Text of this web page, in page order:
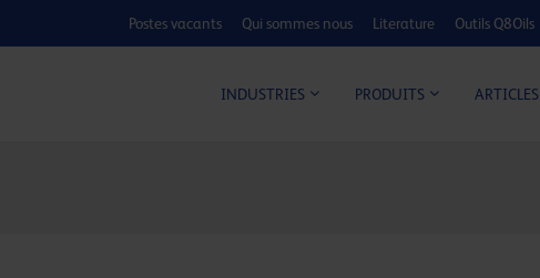
Postes vacants Qui sommes nous Literature Outils Q8Oils
INDUSTRIES PRODUITS ARTICLES